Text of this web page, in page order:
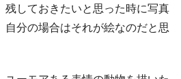
残しておきたいと思った時に写真
自分の場合はそれが絵なのだと思